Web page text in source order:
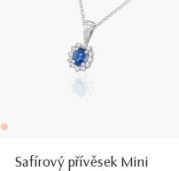
Safírový přívěsek Mini